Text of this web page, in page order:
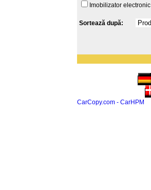
Imobilizator electronic
Sortează după:
CarCopy.com - CarHPM